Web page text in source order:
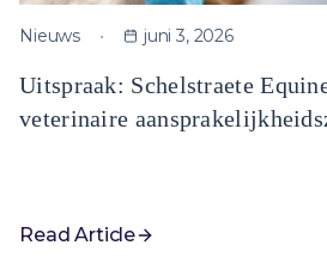
Nieuws juni 3, 2026
Uitspraak: Schelstraete
veterinaire
Read Article